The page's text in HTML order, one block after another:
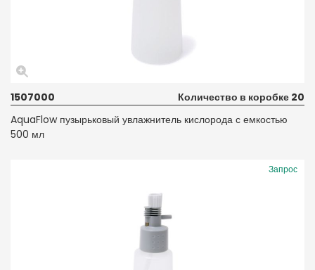
1507000
Количество в коробке 20
AquaFlow пузырьковый увлажнитель кислорода с емкостью
500 мл
Запрос